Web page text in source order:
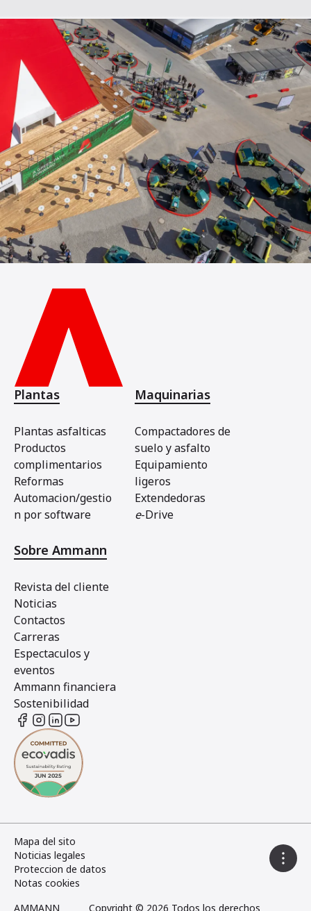
Plantas
Plantas asfalticas
Productos
complimentarios
Reformas
Automacion/gestio
n por software
Maquinarias
Compactadores de
suelo y asfalto
Equipamiento
ligeros
Extendedoras
e-Drive
Sobre Ammann
Revista del cliente
Noticias
Contactos
Carreras
Espectaculos y
eventos
Ammann financiera
Sostenibilidad
Mapa del sito
Noticias legales
Proteccion de datos
Notas cookies
AMMANN
Copyright © 2026 Todos los derechos